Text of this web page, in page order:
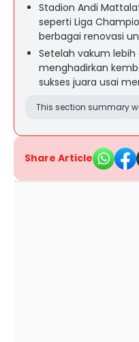
Stadion Andi
seperti Liga
berbagai renovasi
Setelah vakum lebih
menghadirkan
sukses juara usai
This section summary
Share Article